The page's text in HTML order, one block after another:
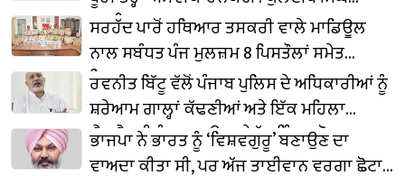
ਧਾਲੀਵਾਲ
ਸਰਹੱਦ ਪਾਰੋਂ ਹਥਿਆਰ ਤਸਕਰੀ ਵਾਲੇ ਮਾਡਿਊਲ
ਨਾਲ ਸਬੰਧਤ ਪੰਜ ਮੁਲਜ਼ਮ 8 ਪਿਸਤੌਲਾਂ ਸਮੇਤ
ਗ੍ਰਿਫ਼ਤਾਰ
ਰਵਨੀਤ ਬਿੱਟੂ ਵੱਲੋਂ ਪੰਜਾਬ ਪੁਲਿਸ ਦੇ ਅਧਿਕਾਰੀਆਂ ਨੂੰ
ਸ਼ਰੇਆਮ ਗਾਲ੍ਹਾਂ ਕੱਢਣੀਆਂ ਅਤੇ ਇੱਕ ਮਹਿਲਾ
ਐਸਐਸਪੀ ਨੂੰ ਧਮਕਾਉਣਾ ਬੇਹੱਦ ਨਿੰਦਣਯੋਗ :
ਬਲਤੇਜ ਪੰਨੂ
ਭਾਜਪਾ ਨੇ ਭਾਰਤ ਨੂੰ ‘ਵਿਸ਼ਵਗੁਰੂ’ ਬਣਾਉਣ ਦਾ
ਵਾਅਦਾ ਕੀਤਾ ਸੀ, ਪਰ ਅੱਜ ਤਾਈਵਾਨ ਵਰਗਾ ਛੋਟਾ